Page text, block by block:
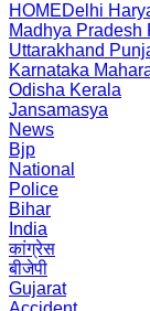
HOMEDelhi
Madhya Pradesh
Uttarakhand
Karnataka
Odisha Kerala
Jansamasya
News
Bjp
National
Police
Bihar
India
कांग्रेस
बीजेपी
Gujarat